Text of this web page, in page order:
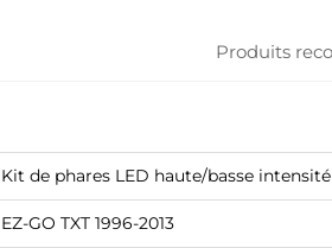
Produits
Kit de phares LED haute/basse intensité
EZ-GO TXT 1996-2013